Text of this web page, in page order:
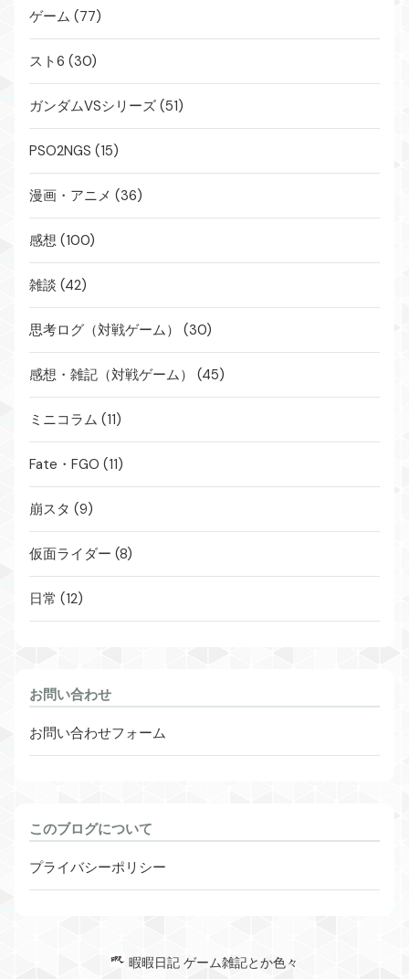
ゲーム (77)
スト6 (30)
ガンダムVSシリーズ (51)
PSO2NGS (15)
漫画・アニメ (36)
感想 (100)
雑談 (42)
思考ログ（対戦ゲーム） (30)
感想・雑記（対戦ゲーム） (45)
ミニコラム (11)
Fate・FGO (11)
崩スタ (9)
仮面ライダー (8)
日常 (12)
お問い合わせ
お問い合わせフォーム
このブログについて
プライバシーポリシー
暇暇日記 ゲーム雑記とか色々